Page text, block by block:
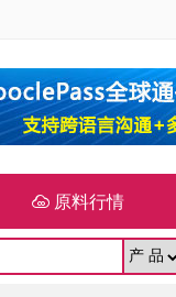
原料行情